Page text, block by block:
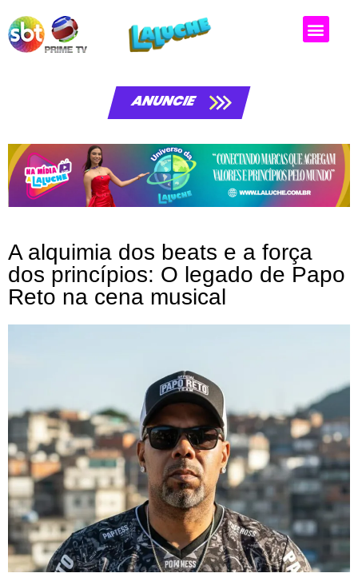
ANUNCIE
A alquimia dos beats e a força
dos princípios: O legado de Papo
Reto na cena musical